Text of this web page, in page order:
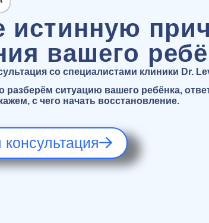
истинную
вашего
со специалистами клиники Dr.
разберём ситуацию вашего ребёнка,
с чего начать восстановление.